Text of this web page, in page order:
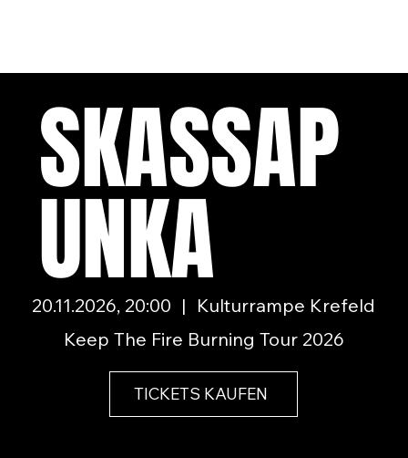
SKASSAP
UNKA
20.11.2026, 20:00 | Kulturrampe Krefeld
Keep The Fire Burning Tour 2026
TICKETS KAUFEN